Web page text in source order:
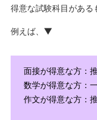
得意な試験科目がある
例えば、▼
面接が得意な方：
数学が得意な方：
作文が得意な方：